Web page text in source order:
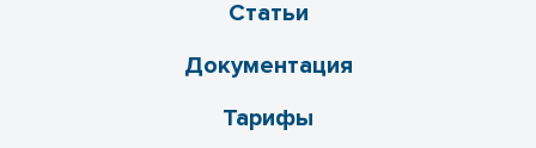
Статьи
Документация
Тарифы